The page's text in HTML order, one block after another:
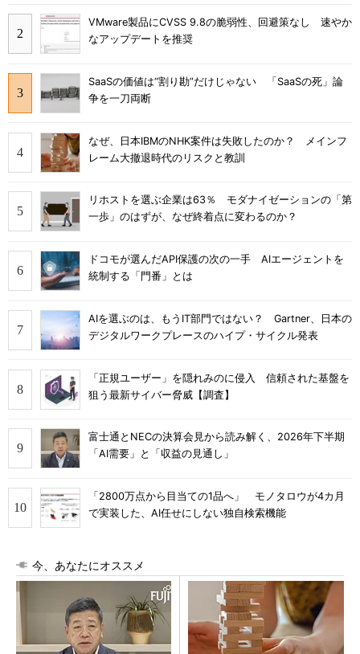
VMware製品にCVSS 9.8の脆弱性、回避策なし 速やか
なアップデートを推奨
SaaSの価値は“割り勘”だけじゃない 「SaaSの死」論
争を一刀両断
なぜ、日本IBMのNHK案件は失敗したのか？ メインフ
レーム大撤退時代のリスクと教訓
リホストを選ぶ企業は63％ モダナイゼーションの「第
一歩」のはずが、なぜ終着点に変わるのか？
ドコモが選んだAPI保護の次の一手 AIエージェントを
統制する「門番」とは
AIを選ぶのは、もうIT部門ではない？ Gartner、日本の
デジタルワークプレースのハイプ・サイクル発表
「正規ユーザー」を隠れみのに侵入 信頼された基盤を
狙う最新サイバー脅威【調査】
富士通とNECの決算会見から読み解く、2026年下半期
「AI需要」と「収益の見通し」
「2800万点から目当ての1品へ」 モノタロウが4カ月
で実装した、AI任せにしない独自検索機能
今、あなたにオススメ